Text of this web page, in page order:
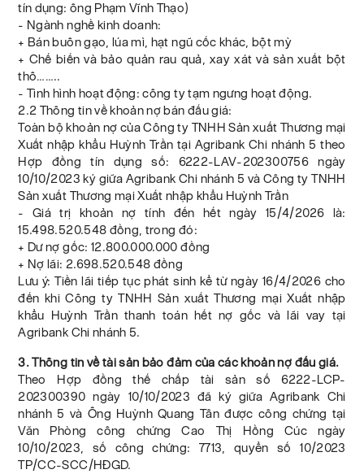
tín dụng: ông Phạm Vĩnh Thạo)
- Ngành nghề kinh doanh:
+ Bán buôn gạo, lúa mì, hạt ngũ cốc khác, bột mỳ
+ Chế biến và bảo quản rau quả, xay xát và sản xuất bột
thô……..
- Tình hình hoạt động: công ty tạm ngưng hoạt động.
2.2 Thông tin về khoản nợ bán đấu giá:
Toàn bộ khoản nợ của Công ty TNHH Sản xuất Thương mại
Xuất nhập khẩu Huỳnh Trần tại Agribank Chi nhánh 5 theo
Hợp đồng tín dụng số: 6222-LAV-202300756 ngày
10/10/2023 ký giữa Agribank Chi nhánh 5 và Công ty TNHH
Sản xuất Thương mại Xuất nhập khẩu Huỳnh Trần
- Giá trị khoản nợ tính đến hết ngày 15/4/2026 là:
15.498.520.548 đồng, trong đó:
+ Dư nợ gốc: 12.800.000.000 đồng
+ Nợ lãi: 2.698.520.548 đồng
Lưu ý: Tiền lãi tiếp tục phát sinh kể từ ngày 16/4/2026 cho
đến khi Công ty TNHH Sản xuất Thương mại Xuất nhập
khẩu Huỳnh Trần thanh toán hết nợ gốc và lãi vay tại
Agribank Chi nhánh 5.
3. Thông tin về tài sản bảo đảm của các khoản nợ đấu giá.
Theo Hợp đồng thế chấp tài sản số 6222-LCP-
202300390 ngày 10/10/2023 đã ký giữa Agribank Chi
nhánh 5 và Ông Huỳnh Quang Tân được công chứng tại
Văn Phòng công chứng Cao Thị Hồng Cúc ngày
10/10/2023, số công chứng: 7713, quyển số 10/2023
TP/CC-SCC/HĐGD.